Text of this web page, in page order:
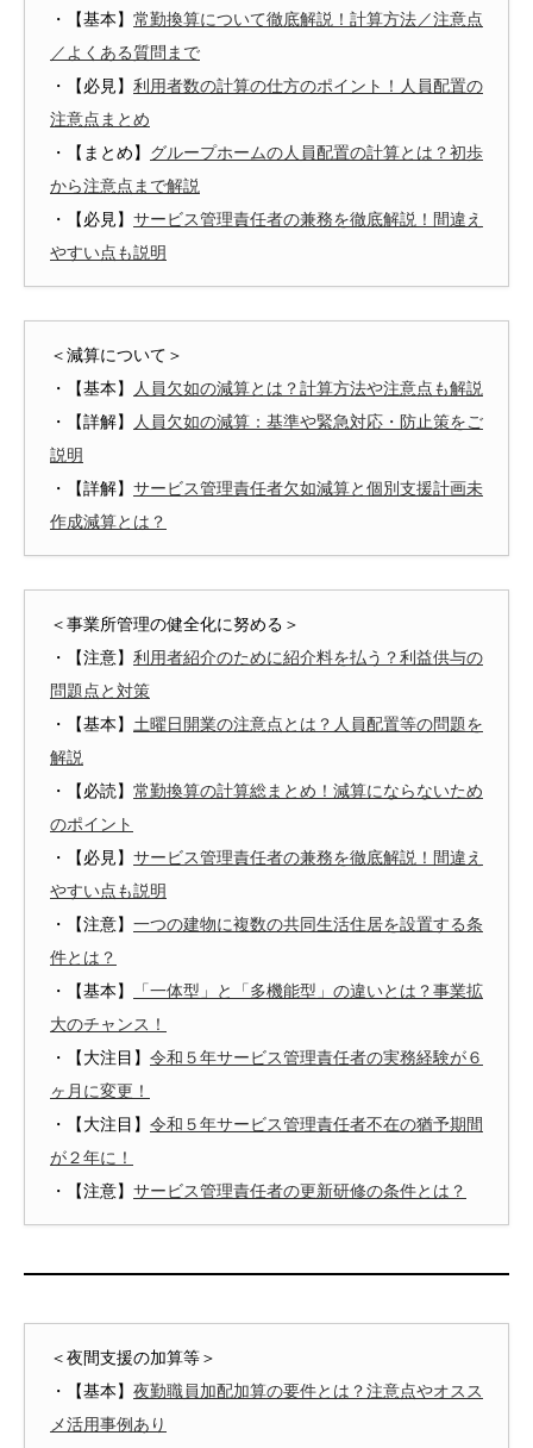
・【基本】 常勤換算について徹底解説！計算方法／注意点
／よくある質問まで
・【必見】 利用者数の計算の仕方のポイント！人員配置の
注意点まとめ
・【まとめ】 グループホームの人員配置の計算とは？初歩
から注意点まで解説
・【必見】 サービス管理責任者の兼務を徹底解説！間違え
やすい点も説明
＜減算について＞
・【基本】
人員欠如の減算とは？計算方法や注意点も解説
・【詳解】
人員欠如の減算：基準や緊急対応・防止策をご
説明
・【詳解】 サービス管理責任者欠如減算と個別支援計画未
作成減算とは？
＜事業所管理の健全化に努める＞
・【注意】 利用者紹介のために紹介料を払う？利益供与の
問題点と対策
・【基本】 土曜日開業の注意点とは？人員配置等の問題を
解説
・【必読】 常勤換算の計算総まとめ！減算にならないため
のポイント
・【必見】 サービス管理責任者の兼務を徹底解説！間違え
やすい点も説明
・【注意】 一つの建物に複数の共同生活住居を設置する条
件とは？
・【基本】
「一体型」と「多機能型」の違いとは？事業拡
大のチャンス！
・【大注目】 令和５年サービス管理責任者の実務経験が６
ヶ月に変更！
・【大注目】 令和５年サービス管理責任者不在の猶予期間
が２年に！
・【注意】 サービス管理責任者の更新研修の条件とは？
＜夜間支援の加算等＞
・【基本】 夜勤職員加配加算の要件とは？注意点やオスス
メ活用事例あり